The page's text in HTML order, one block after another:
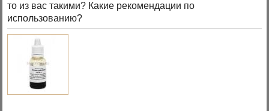
то из вас такими? Какие рекомендации по
использованию?